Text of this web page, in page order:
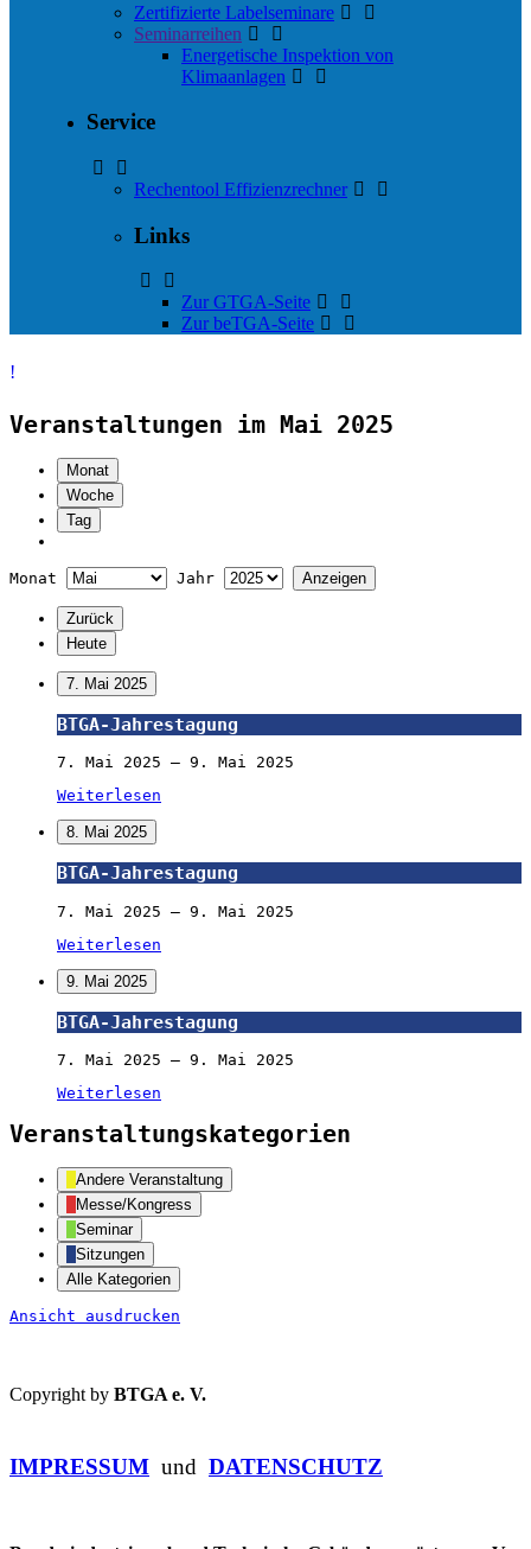
Zertifizierte Labelseminare
Seminarreihen
Energetische Inspektion von
Klimaanlagen
Service
Rechentool Effizienzrechner
Links
Zur GTGA-Seite
Zur beTGA-Seite
Veranstaltungen im Mai 2025
Monat
Woche
Tag
Monat Jahr
Zurück
Heute
7. Mai 2025
BTGA-
Jahrestagung
BTGA-Jahrestagung
7. Mai 2025 – 9. Mai 2025
Weiterlesen
8. Mai 2025
BTGA-
Jahrestagung
BTGA-Jahrestagung
7. Mai 2025 – 9. Mai 2025
Weiterlesen
9. Mai 2025
BTGA-
Jahrestagung
BTGA-Jahrestagung
7. Mai 2025 – 9. Mai 2025
Weiterlesen
Veranstaltungskategorien
Andere Veranstaltung
Messe/Kongress
Seminar
Sitzungen
Alle Kategorien
Ansicht ausdrucken
Copyright by BTGA e. V.
IMPRESSUM und DATENSCHUTZ